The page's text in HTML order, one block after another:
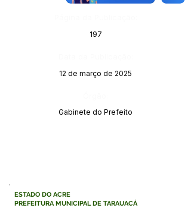
197
12 de março de 2025
Gabinete do Prefeito
ESTADO DO ACRE
PREFEITURA MUNICIPAL DE TARAUACÁ